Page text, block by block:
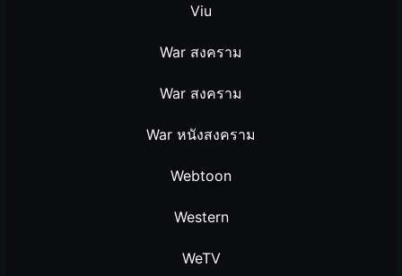
Viu
War สงคราม
War สงคราม
War หนังสงคราม
Webtoon
Western
WeTV